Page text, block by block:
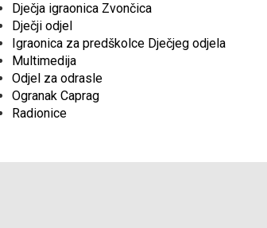
Dječja igraonica Zvončica
Dječji odjel
Igraonica za predškolce Dječjeg odjela
Multimedija
Odjel za odrasle
Ogranak Caprag
Radionice